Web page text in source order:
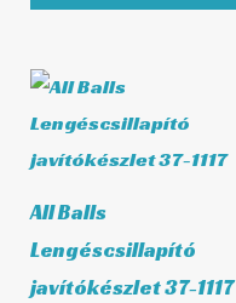
All Balls
Lengéscsillapító
javítókészlet 37-1117